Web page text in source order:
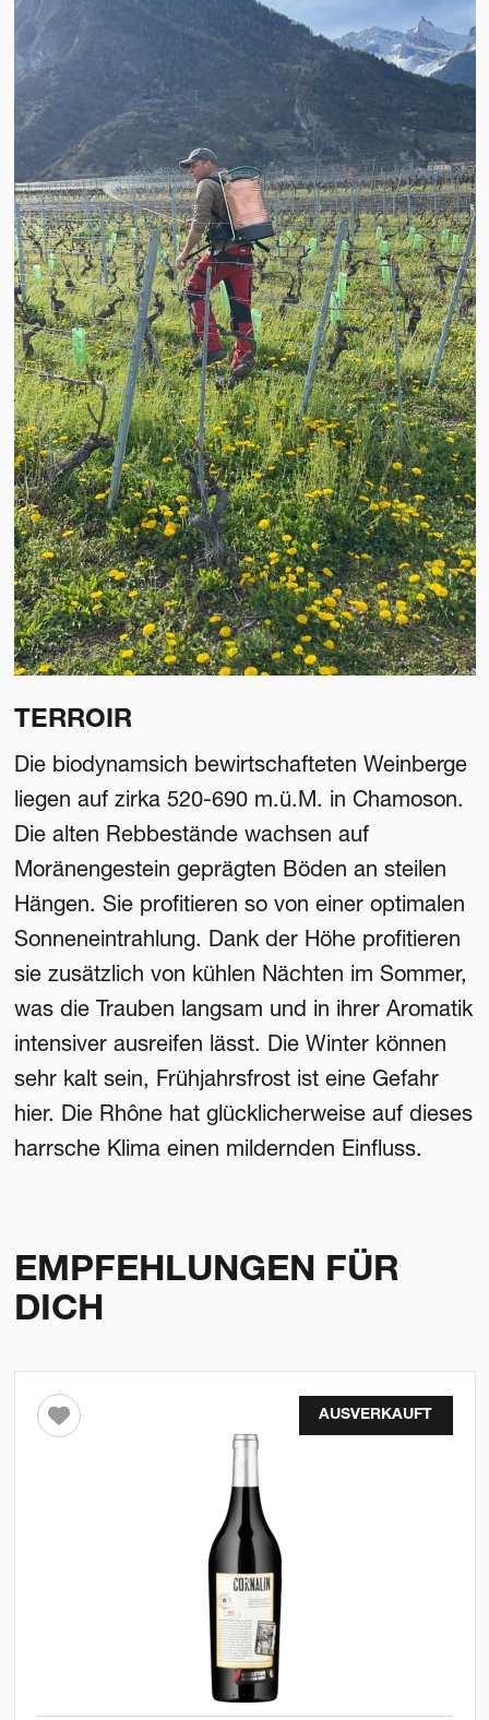
TERROIR
Die biodynamsich bewirtschafteten Weinberge
liegen auf zirka 520-690 m.ü.M. in Chamoson.
Die alten Rebbestände wachsen auf
Moränengestein geprägten Böden an steilen
Hängen. Sie profitieren so von einer optimalen
Sonneneintrahlung. Dank der Höhe profitieren
sie zusätzlich von kühlen Nächten im Sommer,
was die Trauben langsam und in ihrer Aromatik
intensiver ausreifen lässt. Die Winter können
sehr kalt sein, Frühjahrsfrost ist eine Gefahr
hier. Die Rhône hat glücklicherweise auf dieses
harrsche Klima einen mildernden Einfluss.
EMPFEHLUNGEN FÜR
DICH
AUSVERKAUFT